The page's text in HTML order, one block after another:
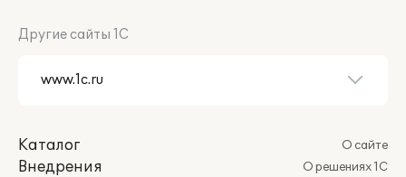
Другие сайты 1С
Каталог
Внедрения
О сайте
О решениях 1С